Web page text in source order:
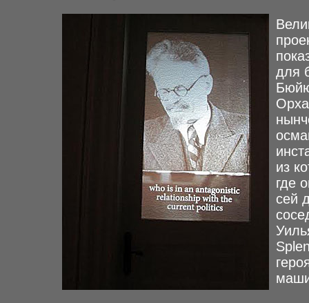
для
из
где
сей